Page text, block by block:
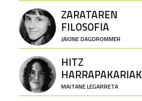
ZARATAREN
FILOSOFIA
JAIONE DAGDROMMER
HITZ
HARRAPAKARIAK
MAITANE LEGARRETA